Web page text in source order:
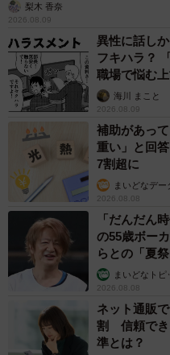
梨木 香奈
2026.08.09
異性に話し
フキハラ？
職場で悩む上
海川 まこと
2026.08.09
補助があっ
重い」と回
7割超に
まいどなデー
2026.08.08
「だんだん
の55歳ボー
らとの「夏
まいどなトピ
2026.08.08
ネット通販
割 信頼でき
準とは？